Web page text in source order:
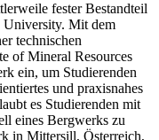
fester Bestandteil
Mit dem
technischen
of Mineral Resources
ein, um Studierenden
und praxisnahes
es Studierenden mit
eines Bergwerks zu
in Mittersill, Österreich,